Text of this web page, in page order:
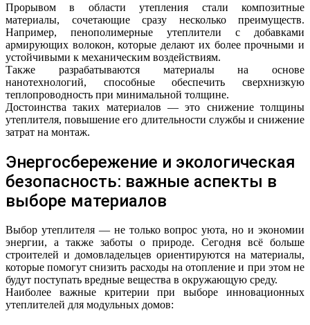
Прорывом в области утепления стали композитные
материалы, сочетающие сразу несколько преимуществ.
Например, пенополимерные утеплители с добавками
армирующих волокон, которые делают их более прочными и
устойчивыми к механическим воздействиям.
Также разрабатываются материалы на основе
нанотехнологий, способные обеспечить сверхнизкую
теплопроводность при минимальной толщине.
Достоинства таких материалов — это снижение толщины
утеплителя, повышение его длительности службы и снижение
затрат на монтаж.
Энергосбережение и экологическая
безопасность: важные аспекты в
выборе материалов
Выбор утеплителя — не только вопрос уюта, но и экономии
энергии, а также заботы о природе. Сегодня всё больше
строителей и домовладельцев ориентируются на материалы,
которые помогут снизить расходы на отопление и при этом не
будут поступать вредные вещества в окружающую среду.
Наиболее важные критерии при выборе инновационных
утеплителей для модульных домов: